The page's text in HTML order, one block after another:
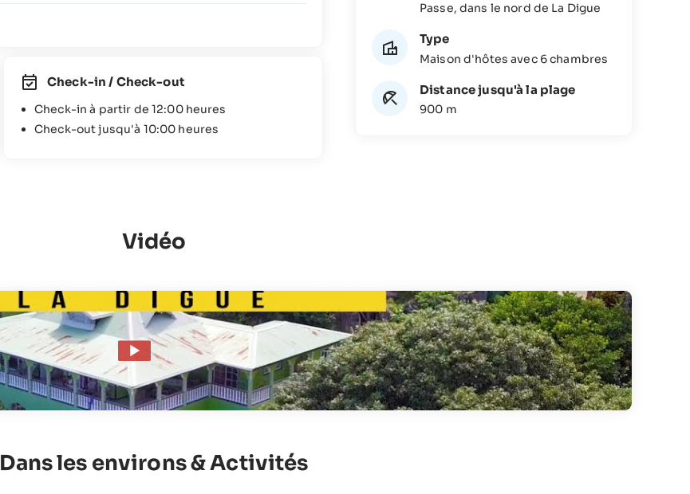
Passe, dans le nord de La Digue
Type
Maison d'hôtes avec 6 chambres
Distance jusqu'à la plage
900 m
Check-in / Check-out
Check-in à partir de 12:00 heures
Check-out jusqu'à 10:00 heures
Vidéo
Dans les environs & Activités